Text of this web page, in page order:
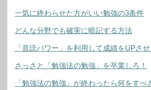
一気に終わらせた方がいい勉強の3条件
どんな分野でも確実に暗記する方法
「音読パワー」を利用して成績をUPさせ
さっさと「勉強法の勉強」を卒業しろ！
「勉強法の勉強」が終わったら何をすべ